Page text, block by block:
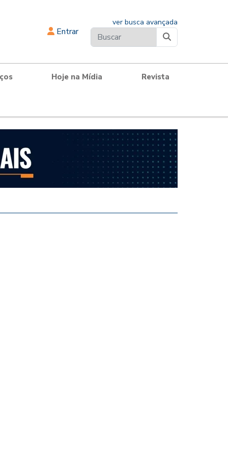
Entrar
ver busca avançada
Hoje na Mídia Revista